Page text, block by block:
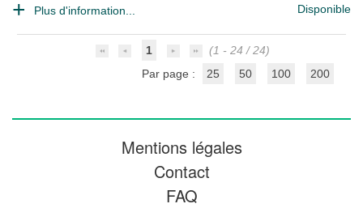
Plus d'information... Disponible
1
(1 - 24 / 24)
Par page :
25 50 100 200
Mentions légales
Contact
FAQ